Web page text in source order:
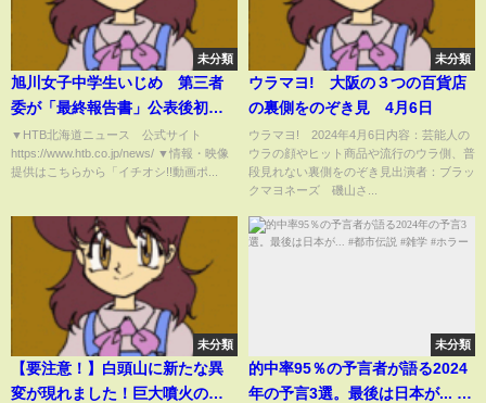
未分類
旭川女子中学生いじめ 第三者
委が「最終報告書」公表後初の
会見 教育長は辞任「教育への
信頼損ねた」
▼HTB北海道ニュース 公式サイト
https://www.htb.co.jp/news/ ▼情報・映像
提供はこちらから「イチオシ!!動画ポ...
未分類
ウラマヨ! 大阪の３つの百貨店
の裏側をのぞき見 4月6日
ウラマヨ! 2024年4月6日内容：芸能人の
ウラの顔やヒット商品や流行のウラ側、普
段見れない裏側をのぞき見出演者：ブラッ
クマヨネーズ 磯山さ...
未分類
【要注意！】白頭山に新たな異
変が現れました！巨大噴火の前
未分類
的中率95％の予言者が語る2024
年の予言3選。最後は日本が... #